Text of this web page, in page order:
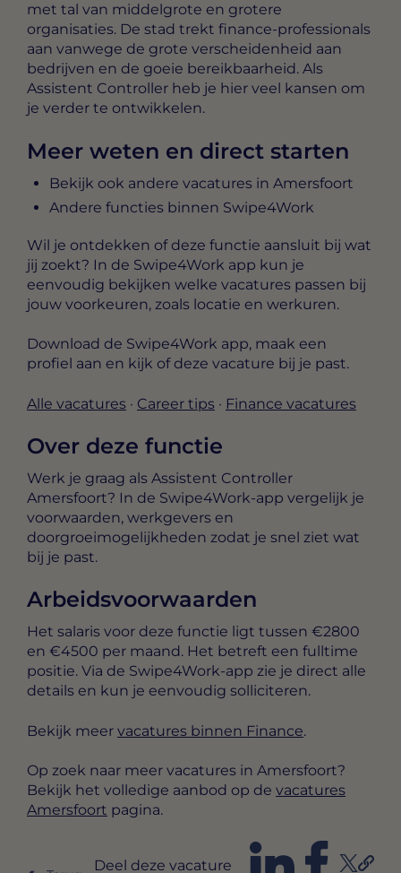
met tal van middelgrote en grotere
organisaties. De stad trekt finance-professionals
aan vanwege de grote verscheidenheid aan
bedrijven en de goeie bereikbaarheid. Als
Assistent Controller heb je hier veel kansen om
je verder te ontwikkelen.
Meer weten en direct starten
Bekijk ook andere vacatures in Amersfoort
Andere functies binnen Swipe4Work
Wil je ontdekken of deze functie aansluit bij wat
jij zoekt? In de Swipe4Work app kun je
eenvoudig bekijken welke vacatures passen bij
jouw voorkeuren, zoals locatie en werkuren.
Download de Swipe4Work app, maak een
profiel aan en kijk of deze vacature bij je past.
Alle vacatures · Career tips · Finance vacatures
Over deze functie
Werk je graag als Assistent Controller
Amersfoort? In de Swipe4Work-app vergelijk je
voorwaarden, werkgevers en
doorgroeimogelijkheden zodat je snel ziet wat
bij je past.
Arbeidsvoorwaarden
Het salaris voor deze functie ligt tussen €2800
en €4500 per maand . Het betreft een fulltime
positie. Via de Swipe4Work-app zie je direct alle
details en kun je eenvoudig solliciteren.
Bekijk meer vacatures binnen Finance.
Op zoek naar meer vacatures in Amersfoort?
Bekijk het volledige aanbod op de vacatures
Amersfoort pagina.
Deel deze vacature